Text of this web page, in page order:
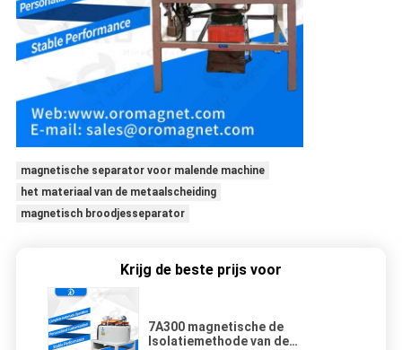
magnetische separator voor malende machine
het materiaal van de metaalscheiding
magnetisch broodjesseparator
Krijg de beste prijs voor
7A300 magnetische de
Isolatiemethode van de